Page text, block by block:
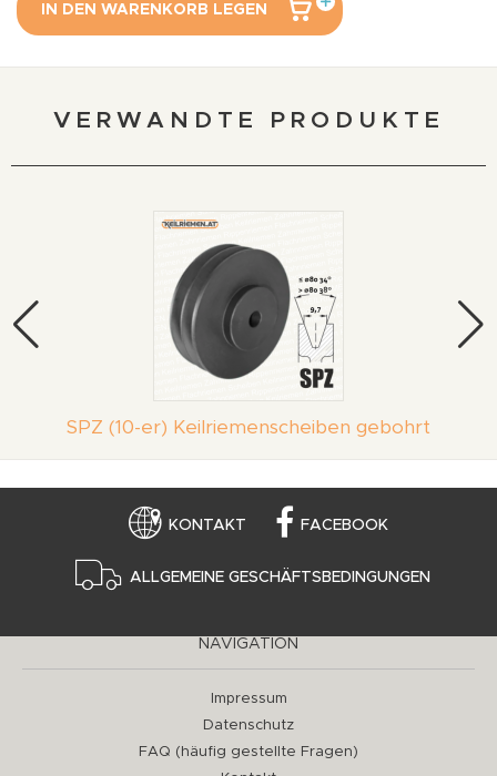
IN DEN WARENKORB LEGEN
VERWANDTE PRODUKTE
SPZ (10-er) Keilriemenscheiben gebohrt
KONTAKT FACEBOOK
ALLGEMEINE GESCHÄFTSBEDINGUNGEN
NAVIGATION
Impressum
Datenschutz
FAQ (häufig gestellte Fragen)